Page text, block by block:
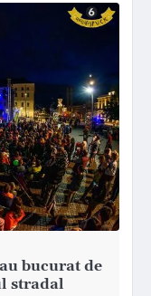
bucurat de
stradal